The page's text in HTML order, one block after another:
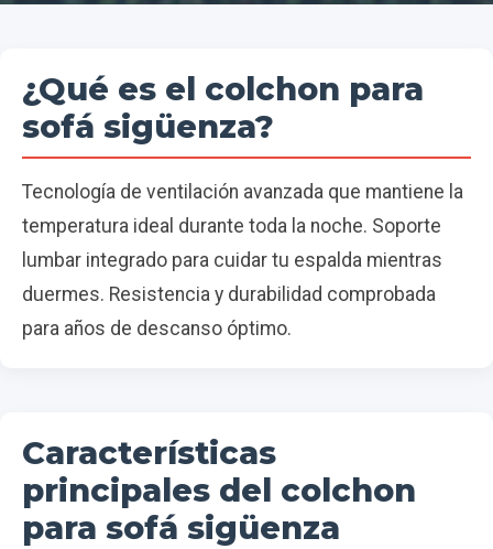
¿Qué es el colchon para
sofá sigüenza?
Tecnología de ventilación avanzada que mantiene la
temperatura ideal durante toda la noche. Soporte
lumbar integrado para cuidar tu espalda mientras
duermes. Resistencia y durabilidad comprobada
para años de descanso óptimo.
Características
principales del colchon
para sofá sigüenza